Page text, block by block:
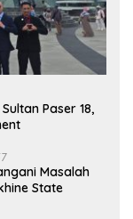
Paser 18,
Masalah
State